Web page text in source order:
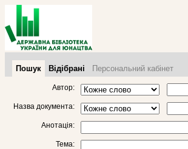
Пошук Відібрані Персональний кабінет
Автор:
Назва документа:
Анотація:
Тема: